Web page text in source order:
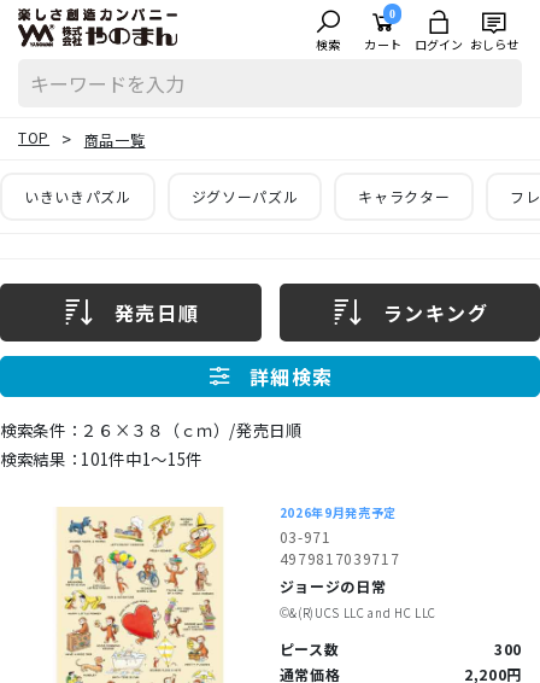
検索
0
カート ログイン おしらせ
TOP 商品一覧
いきいきパズル ジグソーパズル キャラクター フ
発売日順 ランキング
詳細検索
２６×３８（ｃｍ）/発売日順
101件中1〜15件
2026年9月発売予定
03-971
4979817039717
ジョージの日常
©︎&(R)UCS LLC and HC LLC
ピース数
300
通常価格
2,200円